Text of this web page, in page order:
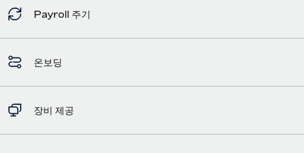
Payroll 주기
온보딩
장비 제공